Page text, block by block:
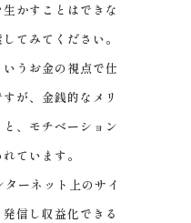
かすことはできな
てみてください。
いうお金の視点で仕
が、金銭的なメリ
、モチベーション
ています。
ーネット上のサイ
信し収益化できる